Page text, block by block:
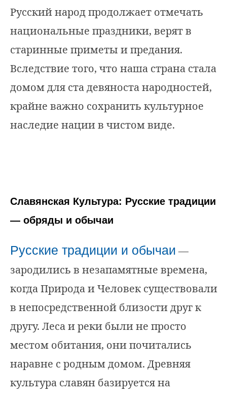
Русский народ продолжает отмечать
национальные праздники, верят в
старинные приметы и предания.
Вследствие того, что наша страна стала
домом для ста девяноста народностей,
крайне важно сохранить культурное
наследие нации в чистом виде.
Славянская Культура: Русские традиции
— обряды и обычаи
Русские традиции и обычаи —
зародились в незапамятные времена,
когда Природа и Человек существовали
в непосредственной близости друг к
другу. Леса и реки были не просто
местом обитания, они почитались
наравне с родным домом. Древняя
культура славян базируется на